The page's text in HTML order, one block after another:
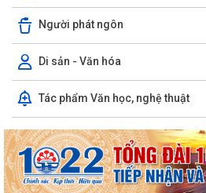
Người phát ngôn
Di sản - Văn hóa
Tác phẩm Văn học, nghệ thuật
Quyết định số 1573/QĐ-UBND Về việc
thị Kinh Bắc - CTCP thuê đất để...
Chương trình công tác tháng 7 năm
Thông báo về số lượng, tên gọi các